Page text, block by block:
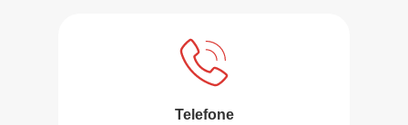
Telefone